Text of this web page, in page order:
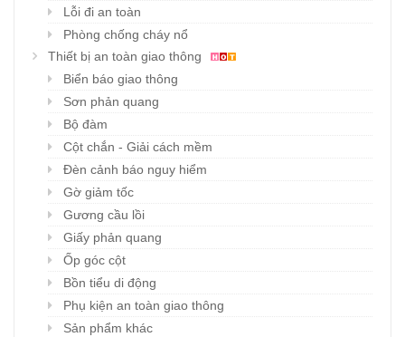
Lỗi đi an toàn
Phòng chống cháy nổ
Thiết bị an toàn giao thông
Biển báo giao thông
Sơn phản quang
Bộ đàm
Cột chắn - Giải cách mềm
Đèn cảnh báo nguy hiểm
Gờ giảm tốc
Gương cầu lồi
Giấy phản quang
Ốp góc cột
Bồn tiểu di động
Phụ kiện an toàn giao thông
Sản phẩm khác